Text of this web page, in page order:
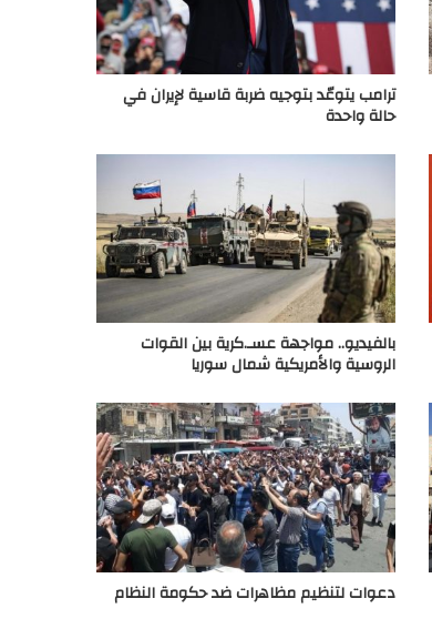
ترامب يتوعّد بتوجيه ضربة قاسية لإيران في
حالة واحدة
بالفيديو.. مواجهة عسـ.كرية بين القوات
الروسية والأمريكية شمال سوريا
دعوات لتنظيم مظاهرات ضد حكومة النظام